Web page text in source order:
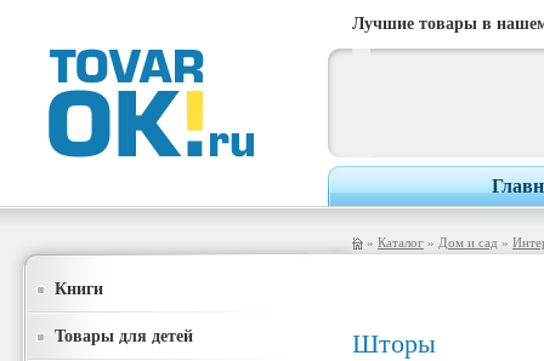
Лучшие товары в
» Каталог » Дом и сад »
Книги
Товары для детей Шторы